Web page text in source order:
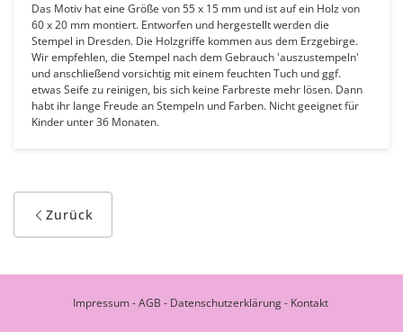
Das Motiv hat eine Größe von 55 x 15 mm und ist auf ein Holz von
60 x 20 mm montiert. Entworfen und hergestellt werden die
Stempel in Dresden. Die Holzgriffe kommen aus dem Erzgebirge.
Wir empfehlen, die Stempel nach dem Gebrauch 'auszustempeln'
und anschließend vorsichtig mit einem feuchten Tuch und ggf.
etwas Seife zu reinigen, bis sich keine Farbreste mehr lösen. Dann
habt ihr lange Freude an Stempeln und Farben. Nicht geeignet für
Kinder unter 36 Monaten.
Zurück
Impressum-AGB - Datenschutzerklärung- Kontakt